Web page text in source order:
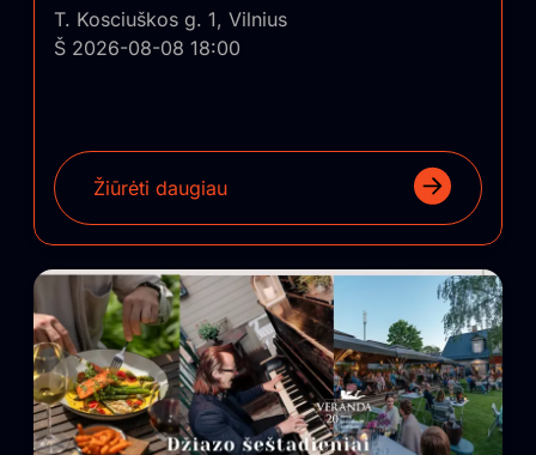
T. Kosciuškos g. 1, Vilnius
Š 2026-08-08 18:00
Žiūrėti daugiau